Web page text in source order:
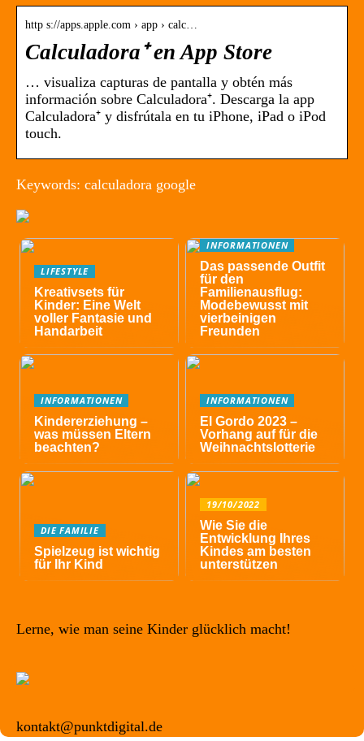
http s://apps.apple.com › app › calc…
Calculadora⁺ en App Store
… visualiza capturas de pantalla y obtén más
información sobre Calculadora⁺. Descarga la app
Calculadora⁺ y disfrútala en tu iPhone, iPad o iPod
touch.
Keywords: calculadora google
LIFESTYLE
Kreativsets für
Kinder: Eine Welt
voller Fantasie und
Handarbeit
INFORMATIONEN
Das passende Outfit
für den
Familienausflug:
Modebewusst mit
vierbeinigen
Freunden
INFORMATIONEN
Kindererziehung –
was müssen Eltern
beachten?
INFORMATIONEN
El Gordo 2023 –
Vorhang auf für die
Weihnachtslotterie
DIE FAMILIE
Spielzeug ist wichtig
für Ihr Kind
19/10/2022
Wie Sie die
Entwicklung Ihres
Kindes am besten
unterstützen
Lerne, wie man seine Kinder glücklich macht!
kontakt@punktdigital.de